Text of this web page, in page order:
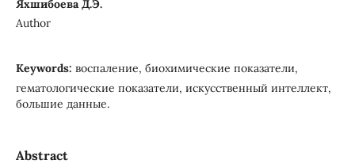
Яхшибоева Д.Э.
Author
Keywords: воспаление, биохимические показатели,
гематологические показатели, искусственный интеллект,
большие данные.
Abstract